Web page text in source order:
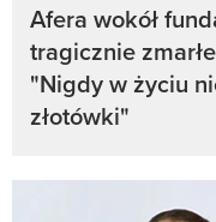
Afera wokół
tragicznie
"Nigdy w życiu
złotówki"